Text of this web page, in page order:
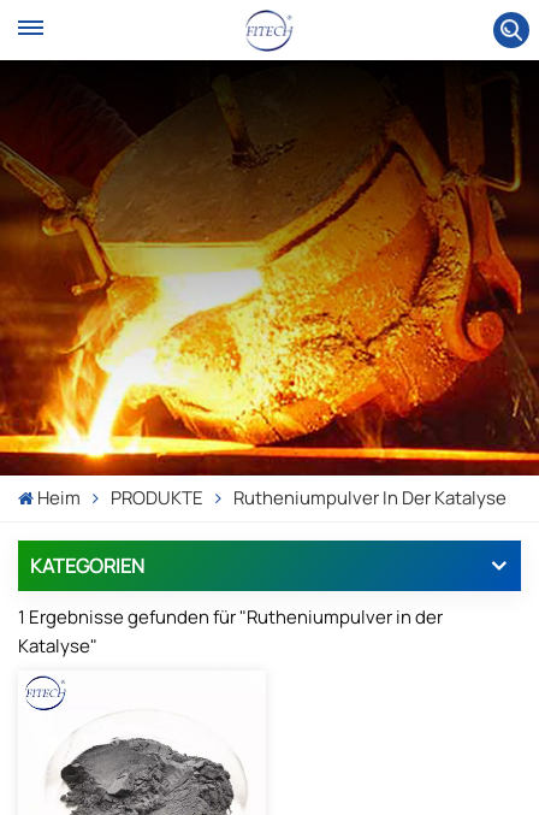
Heim PRODUKTE Rutheniumpulver In Der Katalyse
KATEGORIEN
1 Ergebnisse gefunden für "Rutheniumpulver in der
Katalyse"